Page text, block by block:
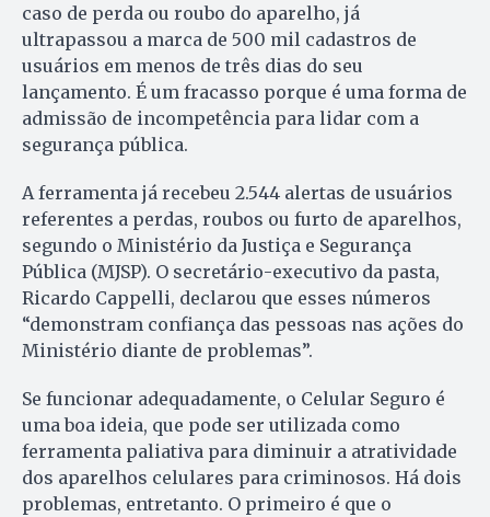
caso de perda ou roubo do aparelho, já
ultrapassou a marca de 500 mil cadastros de
usuários em menos de três dias do seu
lançamento. É um fracasso porque é uma forma de
admissão de incompetência para lidar com a
segurança pública.
A ferramenta já recebeu 2.544 alertas de usuários
referentes a perdas, roubos ou furto de aparelhos,
segundo o Ministério da Justiça e Segurança
Pública (MJSP). O secretário-executivo da pasta,
Ricardo Cappelli, declarou que esses números
“demonstram confiança das pessoas nas ações do
Ministério diante de problemas”.
Se funcionar adequadamente, o Celular Seguro é
uma boa ideia, que pode ser utilizada como
ferramenta paliativa para diminuir a atratividade
dos aparelhos celulares para criminosos. Há dois
problemas, entretanto. O primeiro é que o